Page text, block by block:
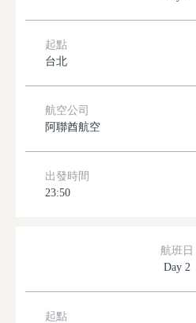
起點
台北
航空公司
阿聯酋航空
出發時間
23:50
航班日
Day 2
起點